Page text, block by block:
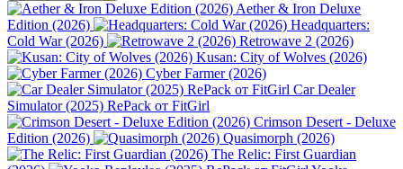
Aether & Iron Deluxe
Edition (2026)
Headquarters:
Cold War (2026)
Retrowave 2 (2026)
Kusan: City of Wolves (2026)
Cyber Farmer (2026)
Car Dealer
Simulator (2025) RePack от FitGirl
Crimson Desert - Deluxe
Edition (2026)
Quasimorph (2026)
The Relic: First Guardian